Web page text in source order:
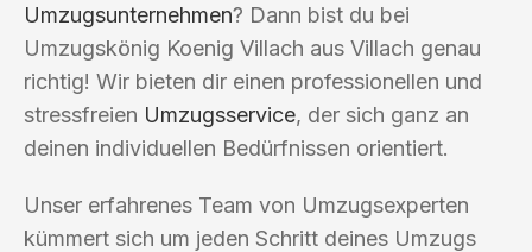
Umzugsunternehmen? Dann bist du bei
Umzugskönig Koenig Villach aus Villach genau
richtig! Wir bieten dir einen professionellen und
stressfreien Umzugsservice, der sich ganz an
deinen individuellen Bedürfnissen orientiert.
Unser erfahrenes Team von Umzugsexperten
kümmert sich um jeden Schritt deines Umzugs